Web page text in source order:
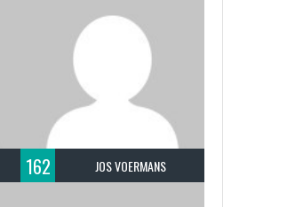
162 JOS VOERMANS